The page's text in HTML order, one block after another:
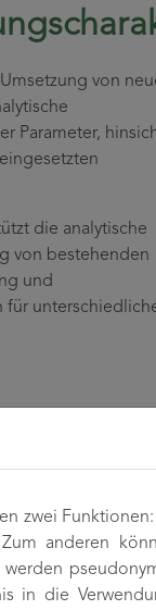
von
Parameter,
die analytische
von bestehenden
und
für
Gruppen
zwei
anderen
in die